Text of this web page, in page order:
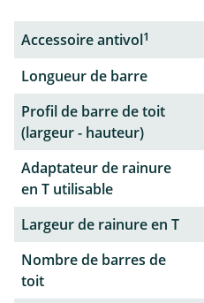
Accessoire antivol1
Longueur de barre
Profil de barre de toit
(largeur - hauteur)
Adaptateur de rainure
en T utilisable
Largeur de rainure en T
Nombre de barres de
toit